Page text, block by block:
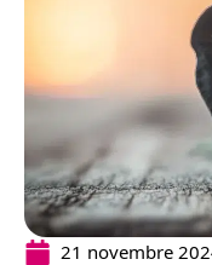
21 novembre